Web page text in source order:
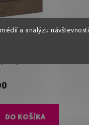
a analýzu návštevnosti
(7 ks)
DO KOŠÍKA